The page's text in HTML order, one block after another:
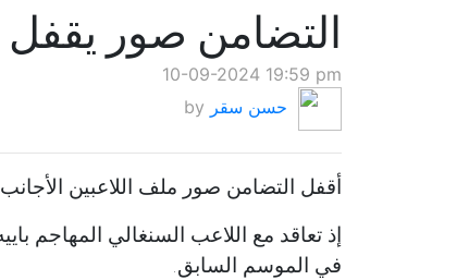
التضامن صور
10-09-2024 19:59 pm
by حسن سقر
أقفل التضامن صور ملف اللاعبين
إذ تعاقد مع اللاعب السنغالي المهاجم
في الموسم السابق.